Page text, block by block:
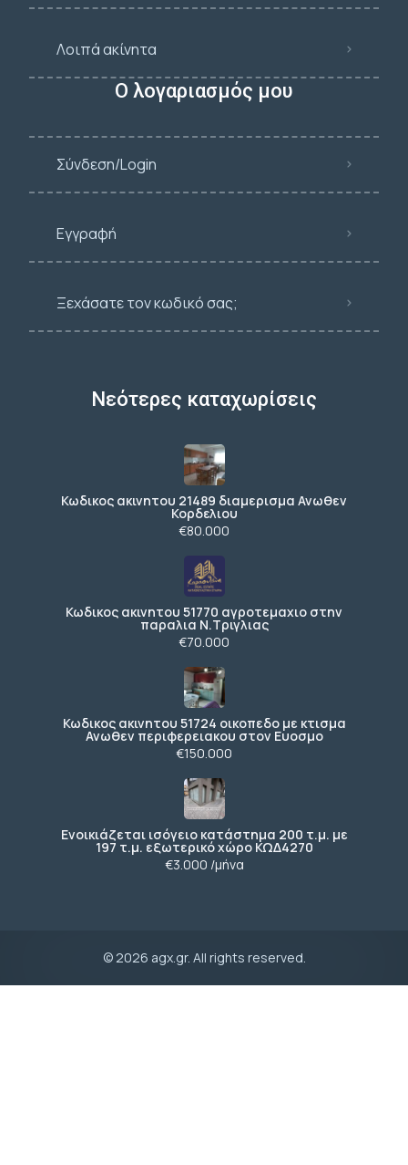
Λοιπά ακίνητα
Ο λογαριασμός μου
Σύνδεση/Login
Εγγραφή
Ξεχάσατε τον κωδικό σας;
Νεότερες καταχωρίσεις
Κωδικος ακινητου 21489 διαμερισμα Ανωθεν
Κορδελιου
€80.000
Κωδικος ακινητου 51770 αγροτεμαχιο στην
παραλια Ν.Τριγλιας
€70.000
Κωδικος ακινητου 51724 οικοπεδο με κτισμα
Ανωθεν περιφερειακου στον Ευοσμο
€150.000
Ενοικιάζεται ισόγειο κατάστημα 200 τ.μ. με
197 τ.μ. εξωτερικό χώρο ΚΩΔ4270
€3.000 /μήνα
© 2026 agx.gr. All rights reserved.